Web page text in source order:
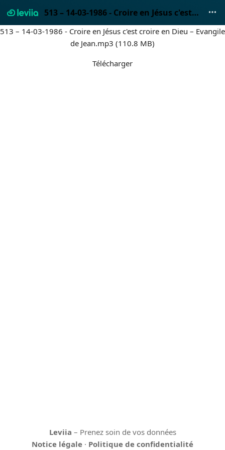
513 – 14-03-1986 - Croire en Jésus c'est croire en Dieu – Evangile de Jean.mp3
513 – 14-03-1986 - Croire en Jésus c'est croire en Dieu – Evangile
de Jean.mp3 (110.8 MB)
Télécharger
Leviia – Prenez soin de vos données
Notice légale · Politique de confidentialité